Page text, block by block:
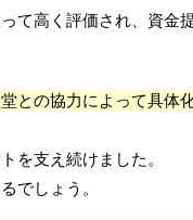
て高く評価され、資金
との協力によって具体
を支え続けました。
でしょう。